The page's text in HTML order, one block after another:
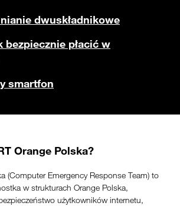
dwuskładnikowe
bezpiecznie płacić w
smartfon
Orange Polska?
(Computer Emergency Response Team) to
w strukturach Orange Polska,
użytkowników internetu,